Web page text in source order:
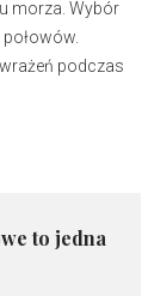
morza. Wybór
podczas
to jedna